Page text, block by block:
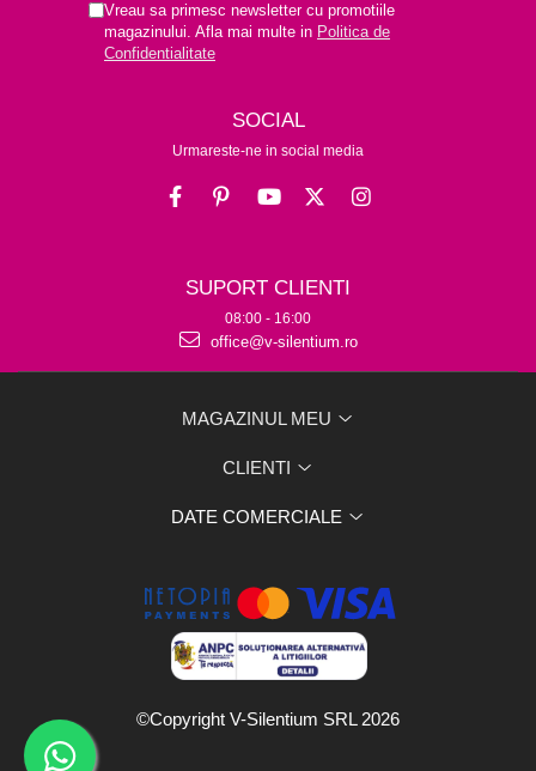
Vreau sa primesc newsletter cu promotiile
magazinului. Afla mai multe in Politica de
Confidentialitate
SOCIAL
Urmareste-ne in social media
SUPORT CLIENTI
08:00 - 16:00
office@v-silentium.ro
MAGAZINUL MEU
CLIENTI
DATE COMERCIALE
©Copyright V-Silentium SRL 2026